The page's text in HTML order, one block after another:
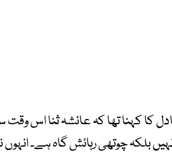
کا کہنا تھا کہ عائشہ ثنا اس
بلکہ چوتھی رہائش گاہ ہے۔